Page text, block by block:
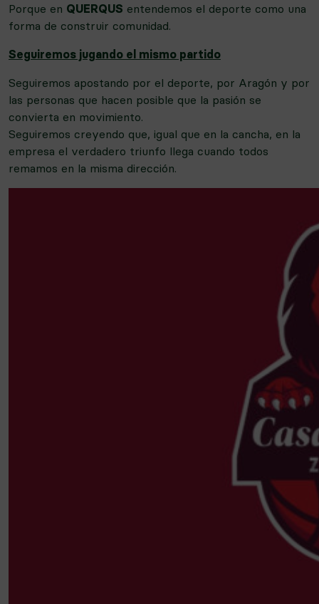
Porque en QUERQUS entendemos el deporte como una
forma de construir comunidad.
Seguiremos jugando el mismo partido
Seguiremos apostando por el deporte, por Aragón y por
las personas que hacen posible que la pasión se
convierta en movimiento.
Seguiremos creyendo que, igual que en la cancha, en la
empresa el verdadero triunfo llega cuando todos
remamos en la misma dirección.